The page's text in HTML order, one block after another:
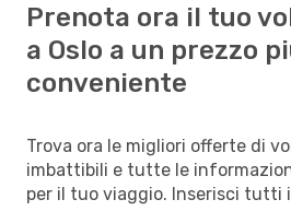
Prenota ora il tuo
a Oslo a un prezzo
conveniente
Trova ora le migliori offerte di
imbattibili e tutte le
per il tuo viaggio. Inserisci tutti